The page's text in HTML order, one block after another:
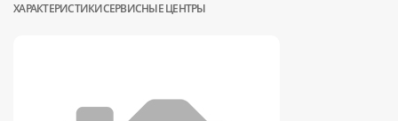
ХАРАКТЕРИСТИКИСЕРВИСНЫЕ ЦЕНТРЫ